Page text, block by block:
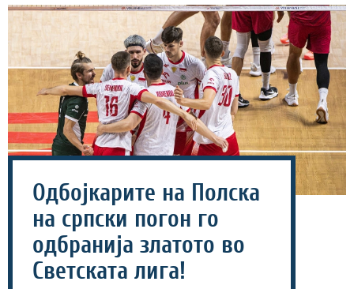
Одбојкарите на Полска
на српски погон го
одбранија златото во
Светската лига!